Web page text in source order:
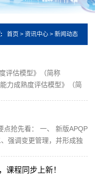
首页 > 资讯中心 > 新闻动态
评估模型》（简称
力成熟度评估模型》（简
自身数据管理能力，持续完
和制度，充分发挥数据在促
化、智能化发展方面的价
理方面的国际话语权、完善
范各方数据活动、推动数据
点抢先看： 一、 新版APQP
强调变更管理，并形成独
开发过程中的“节点”管理
课程同步上新！